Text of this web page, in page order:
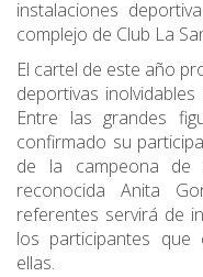
instalaciones
complejo de Club La
El cartel de este año
deportivas
Entre las grandes
confirmado su
de la campeona de
reconocida Anita
referentes servirá de
los participantes que
ellas.